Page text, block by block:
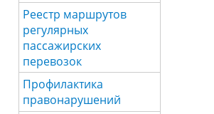
Реестр маршрутов
регулярных
пассажирских
перевозок
Профилактика
правонарушений